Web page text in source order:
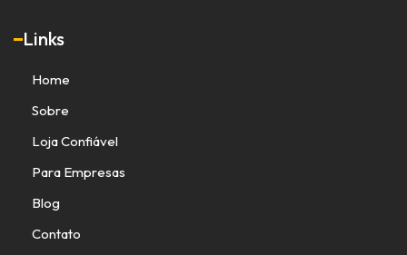
Links
Home
Sobre
Loja Confiável
Para Empresas
Blog
Contato